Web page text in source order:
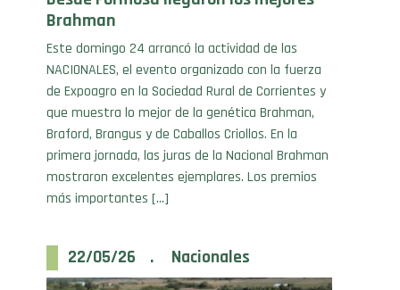
Este domingo 24 arrancó la actividad de las
NACIONALES, el evento organizado con la fuerza
de Expoagro en la Sociedad Rural de Corrientes y
que muestra lo mejor de la genética Brahman,
Braford, Brangus y de Caballos Criollos. En la
primera jornada, las juras de la Nacional Brahman
mostraron excelentes ejemplares. Los premios
más importantes […]